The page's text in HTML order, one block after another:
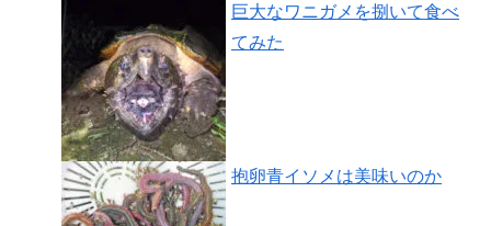
巨大なワニガメを捌いて食べ
てみた
抱卵青イソメは美味いのか